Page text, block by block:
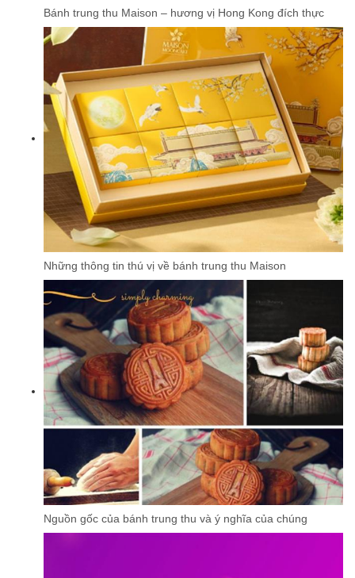
Bánh trung thu Maison – hương vị Hong Kong đích thực
Những thông tin thú vị về bánh trung thu Maison
Nguồn gốc của bánh trung thu và ý nghĩa của chúng